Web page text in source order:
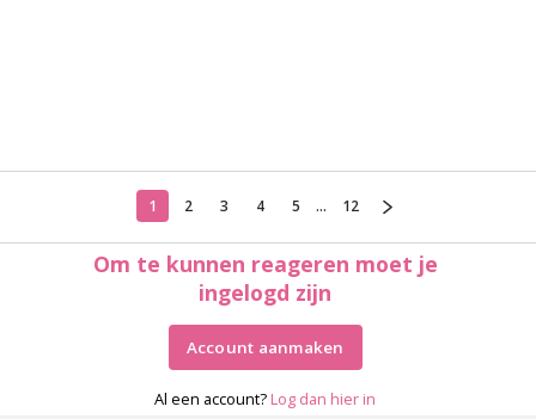
1 2 3 4 5 ... 12
Om te kunnen reageren moet je
ingelogd zijn
Account aanmaken
Al een account? Log dan hier in